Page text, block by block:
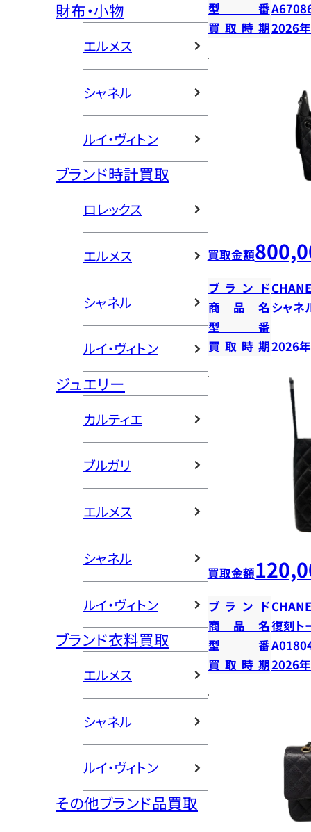
財布・小物
エルメス
シャネル
ルイ・ヴィトン
ブランド時計買取
ロレックス
エルメス
シャネル
ルイ・ヴィトン
ジュエリー
カルティエ
ブルガリ
エルメス
シャネル
ルイ・ヴィトン
ブランド衣料買取
エルメス
シャネル
ルイ・ヴィトン
その他ブランド品買取
型番
買取時期2026
買取金額
ブランド
商品名 シャネ
型番
買取時期2026
買取金額
ブランド
商品名復刻ト
型番
買取時期2026